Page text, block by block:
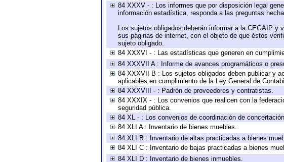
84 XXXV - : Los informes que por disposición legal
información estadística, responda a las preguntas
Los sujetos obligados deberán informar a la CEGAIP
sus páginas de internet, con el objeto de que éstos
sujeto obligado.
84 XXXVI - : Las estadísticas que generen en
84 XXXVII A : Informe de avances programáticos o
84 XXXVII B : Los sujetos obligados deben publicar y
aplicables en cumplimiento de la Ley General de
84 XXXVIII - : Padrón de proveedores y contratistas.
84 XXXIX - : Los convenios que realicen con la
seguridad pública.
84 XL - : Los convenios de coordinación de
84 XLI A : Inventario de bienes muebles.
84 XLI B : Inventario de altas practicadas a bienes
84 XLI C : Inventario de bajas practicadas a bienes
84 XLI D : Inventario de bienes inmuebles.